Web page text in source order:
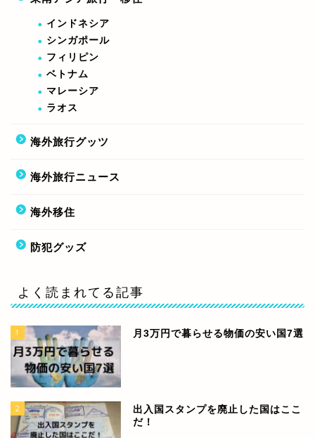
インドネシア
シンガポール
フィリピン
ベトナム
マレーシア
ラオス
海外旅行グッツ
海外旅行ニュース
海外移住
防犯グッズ
よく読まれてる記事
1 月3万円で暮らせる物価の安い国7選
2
出入国スタンプを廃止した国はここ
だ！